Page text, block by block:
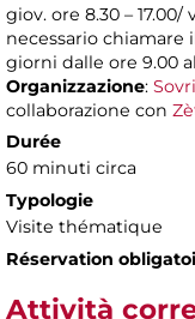
giov. ore 8.30 – 17.00/
necessario
giorni dalle ore 9.00
Organizzazione:
collaborazione con
Durée
60 minuti circa
Typologie
Visite thématique
Réservation
Attività